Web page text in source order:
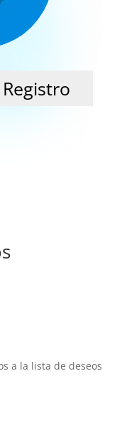
Registro
a la lista de deseos